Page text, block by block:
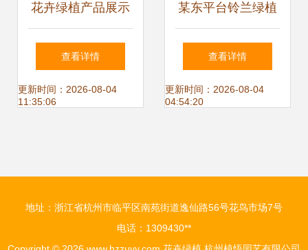
花卉绿植产品展示
自然之美，尽在指
尖
查看详情
更新时间：2026-08-04
11:35:06
某东平台铃兰绿植
分档排行 8款高中
低档铃兰绿植选购
查看详情
更新时间：2026-08-04
04:54:20
地址：浙江省杭州市临平区南苑街道逸仙路56号花鸟市场7号
电话：1309430**